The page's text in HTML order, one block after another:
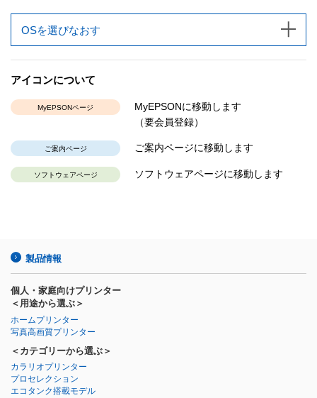
OSを選びなおす
アイコンについて
MyEPSONページ
MyEPSONに移動します
（要会員登録）
ご案内ページ ご案内ページに移動します
ソフトウェアページ ソフトウェアページに移動します
製品情報
個人・家庭向けプリンター
＜用途から選ぶ＞
ホームプリンター
写真高画質プリンター
＜カテゴリーから選ぶ＞
カラリオプリンター
プロセレクション
エコタンク搭載モデル